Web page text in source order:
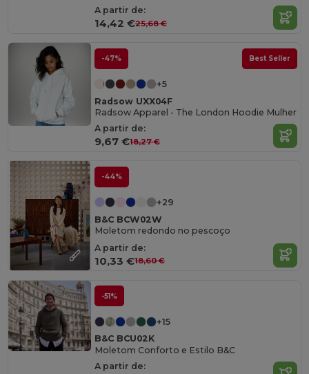
A partir de:
14,42 €25,68 €
-47% Best Seller
+5
Radsow UXX04F
Radsow Apparel - The London Hoodie Mulher
A partir de:
9,67 €18,27 €
-44%
+29
B&C BCW02W
Moletom redondo no pescoço
A partir de:
10,33 €18,60 €
-51%
+15
B&C BCU02K
Moletom Conforto e Estilo B&C
A partir de: